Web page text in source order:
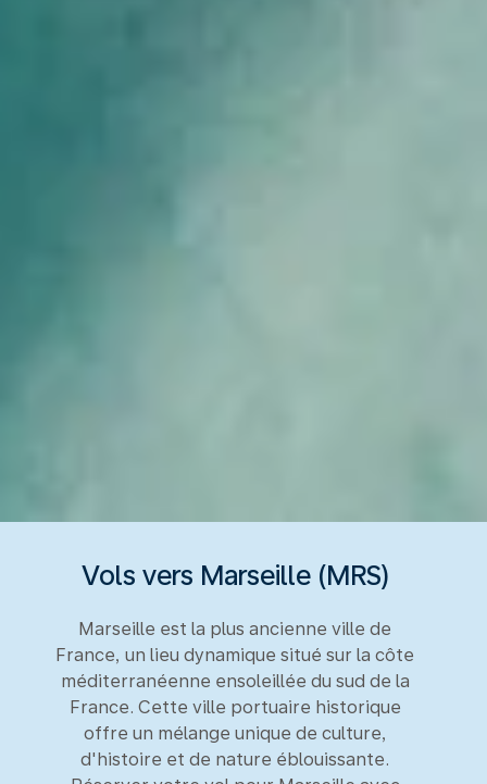
Vols vers Marseille (MRS)
Marseille est la plus ancienne ville de
France, un lieu dynamique situé sur la côte
méditerranéenne ensoleillée du sud de la
France. Cette ville portuaire historique
offre un mélange unique de culture,
d'histoire et de nature éblouissante.